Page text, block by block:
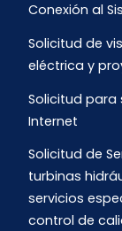
Conexión al
Solicitud de
eléctrica y
Solicitud
Internet
Solicitud de
turbinas
servicios
control de